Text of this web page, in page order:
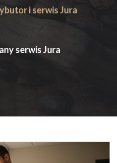
i serwis Jura
serwis Jura